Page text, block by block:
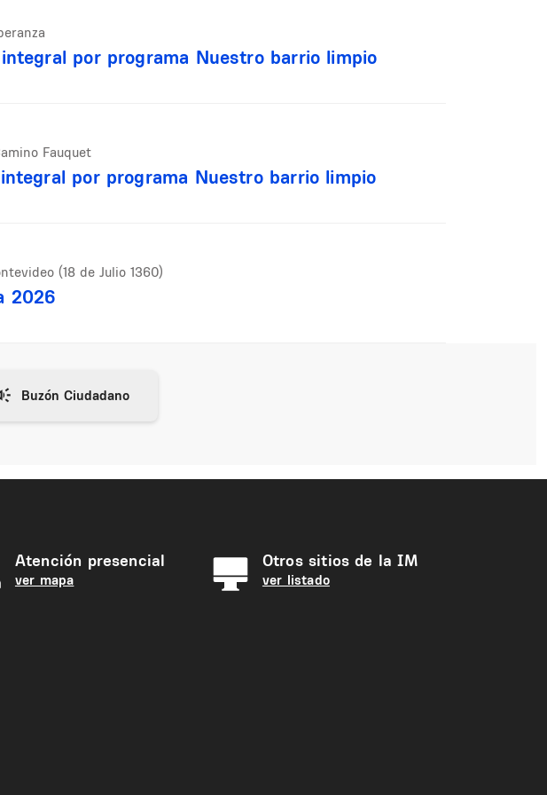
por programa Nuestro barrio limpio
Fauquet
por programa Nuestro barrio limpio
(18 de Julio 1360)
2026
Atención presencial
ver mapa
Otros sitios de la IM
ver listado